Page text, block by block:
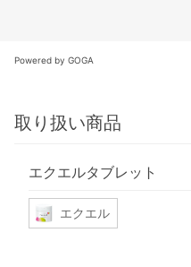
Powered by GOGA
取り扱い商品
エクエルタブレット
エクエル